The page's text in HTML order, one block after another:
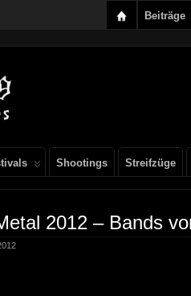
Beiträge
Shootings Streifzüge
2012 – Bands